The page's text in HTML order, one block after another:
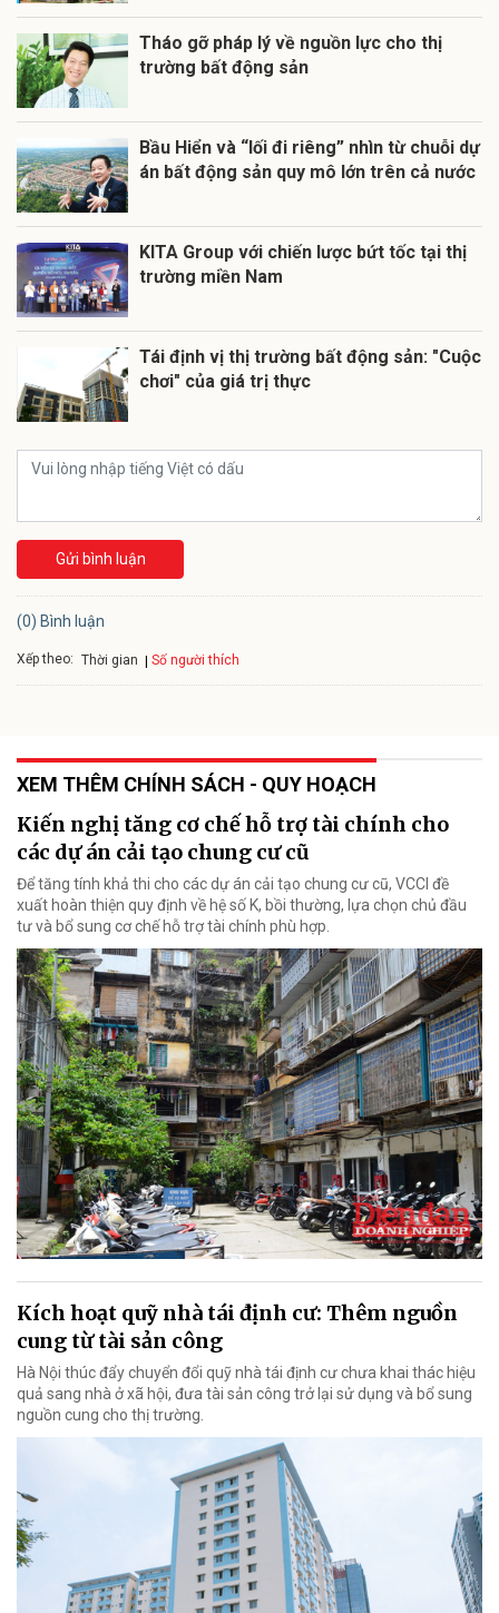
Tháo gỡ pháp lý về nguồn lực cho thị
trường bất động sản
Bầu Hiển và “lối đi riêng” nhìn từ chuỗi dự
án bất động sản quy mô lớn trên cả nước
KITA Group với chiến lược bứt tốc tại thị
trường miền Nam
Tái định vị thị trường bất động sản: "Cuộc
chơi" của giá trị thực
Gửi bình luận
(0) Bình luận
Xếp theo: Thời gian Số người thích
XEM THÊM CHÍNH SÁCH - QUY HOẠCH
Kiến nghị tăng cơ chế hỗ trợ tài chính cho
các dự án cải tạo chung cư cũ
Để tăng tính khả thi cho các dự án cải tạo chung cư cũ, VCCI đề
xuất hoàn thiện quy định về hệ số K, bồi thường, lựa chọn chủ đầu
tư và bổ sung cơ chế hỗ trợ tài chính phù hợp.
Kích hoạt quỹ nhà tái định cư: Thêm nguồn
cung từ tài sản công
Hà Nội thúc đẩy chuyển đổi quỹ nhà tái định cư chưa khai thác hiệu
quả sang nhà ở xã hội, đưa tài sản công trở lại sử dụng và bổ sung
nguồn cung cho thị trường.